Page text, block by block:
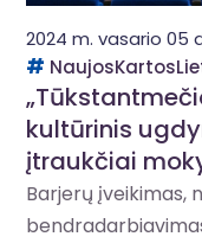
2024 m. vasario 05
kultūrinis
įtraukčiai
Barjerų įveikimas,